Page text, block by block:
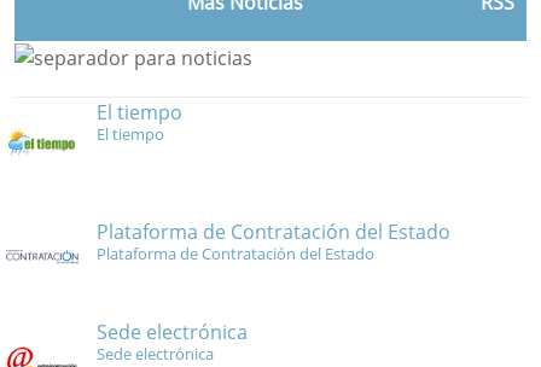
El tiempo
El tiempo
Plataforma de Contratación del Estado
Plataforma de Contratación del Estado
Sede electrónica
Sede electrónica